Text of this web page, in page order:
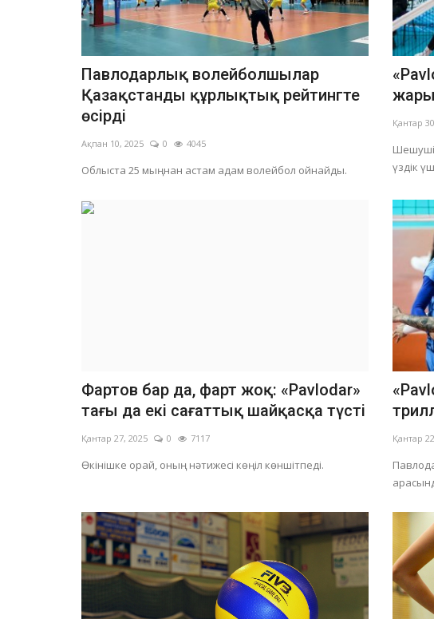
Павлодарлық волейболшылар
Қазақстанды құрлықтық рейтингте
өсірді
Ақпан 10, 2025 0 4045
Облыста 25 мыңнан астам адам волейбол ойнайды.
Қантар
Шешуші
үздік
Фартов бар да, фарт жоқ: «Pavlodar»
тағы да екі сағаттық шайқасқа түсті
Қантар 27, 2025 0 7117
Өкінішке орай, оның нәтижесі көңіл көншітпеді.
Қантар
екінші тур «Баянтау» спорт сарайында...